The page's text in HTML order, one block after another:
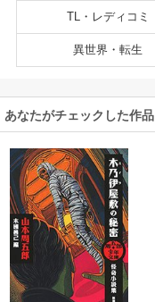
TL・レディコミ
異世界・転生
あなたがチェックした作品